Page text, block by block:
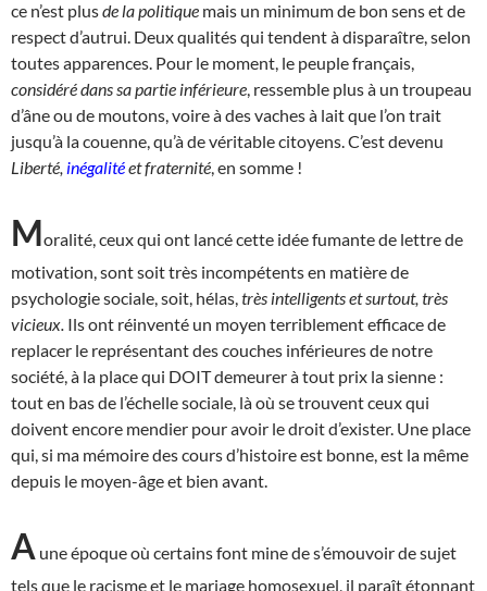
ce n’est plusde la politique mais un minimum de bon sens et de
respect d’autrui. Deux qualités qui tendent à disparaître, selon
toutes apparences. Pour le moment, le peuple français,
considéré dans sa partie inférieure , ressemble plus à un troupeau
d’âne ou de moutons, voire à des vaches à lait que l’on trait
jusqu’à la couenne, qu’à de véritable citoyens. C’est devenu
Liberté, inégalitéet fraternité , en somme !
Moralité, ceux qui ont lancé cette idée fumante de lettre de
motivation, sont soit très incompétents en matière de
psychologie sociale, soit, hélas, très intelligents et surtout, très
vicieux. Ils ont réinventé un moyen terriblement efficace de
replacer le représentant des couches inférieures de notre
société, à la place qui DOIT demeurer à tout prix la sienne :
tout en bas de l’échelle sociale, là où se trouvent ceux qui
doivent encore mendier pour avoir le droit d’exister. Une place
qui, si ma mémoire des cours d’histoire est bonne, est la même
depuis le moyen-âge et bien avant.
A une époque où certains font mine de s’émouvoir de sujet
tels que le racisme et le mariage homosexuel, il paraît étonnant